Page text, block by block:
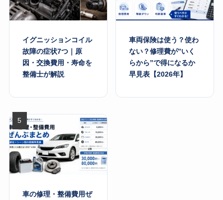
イグニッションコイル
故障の症状7つ｜原
因・交換費用・寿命を
整備士が解説
車両保険は使う？使わ
ない？修理費が”いく
らから”で得になるか
早見表【2026年】
車の修理・整備費用ぜ